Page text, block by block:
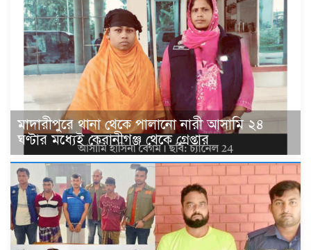
মাদারীপুরে থানা থেকে পালানো নারী আসামি ২৪
ঘণ্টার মধ্যেই কেরানীগঞ্জ থেকে গ্রেপ্তার